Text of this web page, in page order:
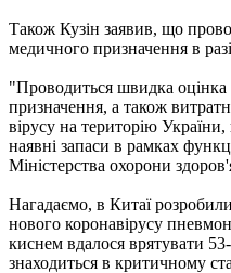
Також Кузін заявив, що
медичного призначення в
"Проводиться швидка
призначення, а також
вірусу на територію
наявні запаси в рамках
Міністерства охорони
Нагадаємо, в Китаї
нового коронавірусу
киснем вдалося врятувати
знаходиться в критичному